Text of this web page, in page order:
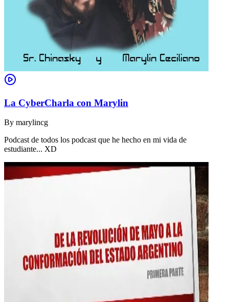
La CyberCharla con Marylin
By marylincg
Podcast de todos los podcast que he hecho en mi vida de
estudiante... XD